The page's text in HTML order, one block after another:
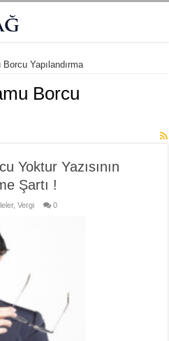
Yapılandırma
Borcu
Yoktur Yazısının
Şartı !
,Vergi 0